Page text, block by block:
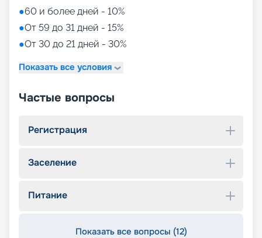
●60 и более дней - 10%
●От 59 до 31 дней - 15%
●От 30 до 21 дней - 30%
Показать все условия
Частые вопросы
Регистрация
Заселение
Питание
Показать все вопросы (12)